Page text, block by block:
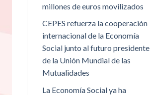
millones de euros movilizados
CEPES refuerza la cooperación
internacional de la Economía
Social junto al futuro presidente
de la Unión Mundial de las
Mutualidades
La Economía Social ya ha